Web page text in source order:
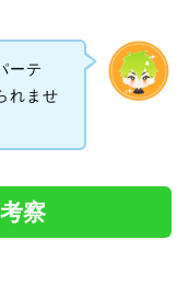
ーテ
れませ
察